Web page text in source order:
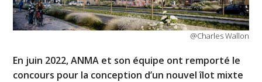
@Charles Wallon
En juin 2022, ANMA et son équipe ont remporté le
concours pour la conception d’un nouvel îlot mixte